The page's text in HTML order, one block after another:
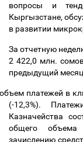
вопросы и
Кыргызстане,
в развитии
За отчетную
2 422,0 млн.
предыдущий
объем платежей в
(-12,3%).
Казначейства
общего объема
зачислению